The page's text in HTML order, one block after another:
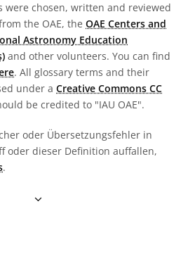
chosen, written and reviewed
the OAE, the OAE Centers and
Astronomy Education
and other volunteers. You can find
. All glossary terms and their
under a Creative Commons CC
be credited to "IAU OAE".
oder Übersetzungsfehler in
oder dieser Definition auffallen,
.